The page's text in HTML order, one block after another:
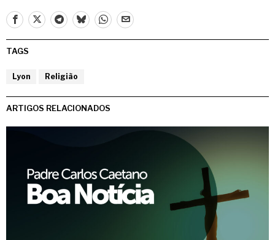
TAGS
Lyon Religião
ARTIGOS RELACIONADOS